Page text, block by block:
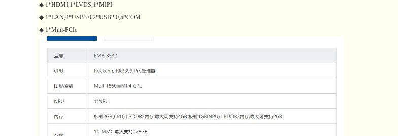
◆ 1*HDMI,1*LVDS,1*MIPI
◆ 1*LAN,4*USB3.0,2*USB2.0,5*COM
◆ 1*Mini-PCIe